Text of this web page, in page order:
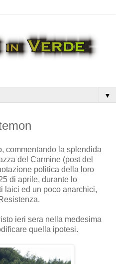
▼
commentando la splendida
del Carmine (post del
politica della loro
di aprile, durante lo
laici ed un poco anarchici,
ieri sera nella medesima
quella ipotesi.